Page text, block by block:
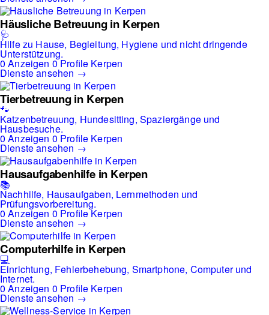
Häusliche Betreuung in Kerpen
🩺
Hilfe zu Hause, Begleitung, Hygiene und nicht dringende
Unterstützung.
0 Anzeigen 0 Profile Kerpen
Dienste ansehen →
Tierbetreuung in Kerpen
🐾
Katzenbetreuung, Hundesitting, Spaziergänge und
Hausbesuche.
0 Anzeigen 0 Profile Kerpen
Dienste ansehen →
Hausaufgabenhilfe in Kerpen
📚
Nachhilfe, Hausaufgaben, Lernmethoden und
Prüfungsvorbereitung.
0 Anzeigen 0 ProfileKerpen
Dienste ansehen →
Computerhilfe in Kerpen
💻
Einrichtung, Fehlerbehebung, Smartphone, Computer und
Internet.
0 Anzeigen 0 Profile Kerpen
Dienste ansehen →